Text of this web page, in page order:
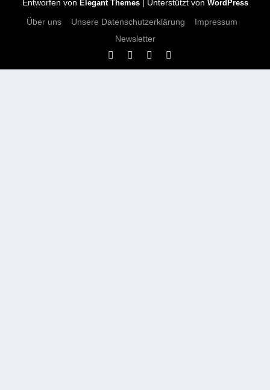
Entworfen von Elegant Themes| Unterstützt von WordPress
Über uns Unsere Datenschutzerklärung
Impressum
Newsletter